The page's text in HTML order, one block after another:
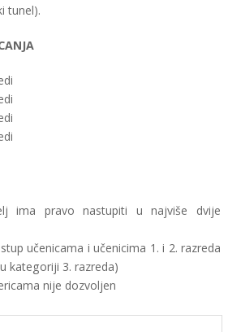
tunel).
ima pravo nastupiti u najviše dvije
učenicama i učenicima 1. i 2. razreda
kategoriji 3. razreda)
nije dozvoljen